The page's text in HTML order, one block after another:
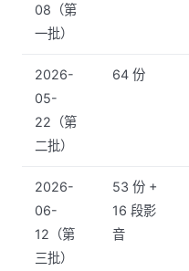
08（第
一批）
2026-
05-
22（第
二批）
64 份
2026-
06-
12（第
三批）
53 份 +
16 段影
音